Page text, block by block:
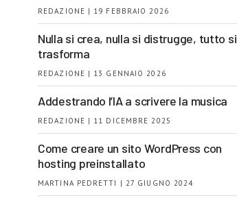
REDAZIONE | 19 FEBBRAIO 2026
Nulla si crea, nulla si distrugge, tutto si
trasforma
REDAZIONE | 13 GENNAIO 2026
Addestrando l’IA a scrivere la musica
REDAZIONE | 11 DICEMBRE 2025
Come creare un sito WordPress con
hosting preinstallato
MARTINA PEDRETTI | 27 GIUGNO 2024